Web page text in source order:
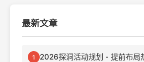
最新文章
1 2026探洞活动规划 - 提前布局